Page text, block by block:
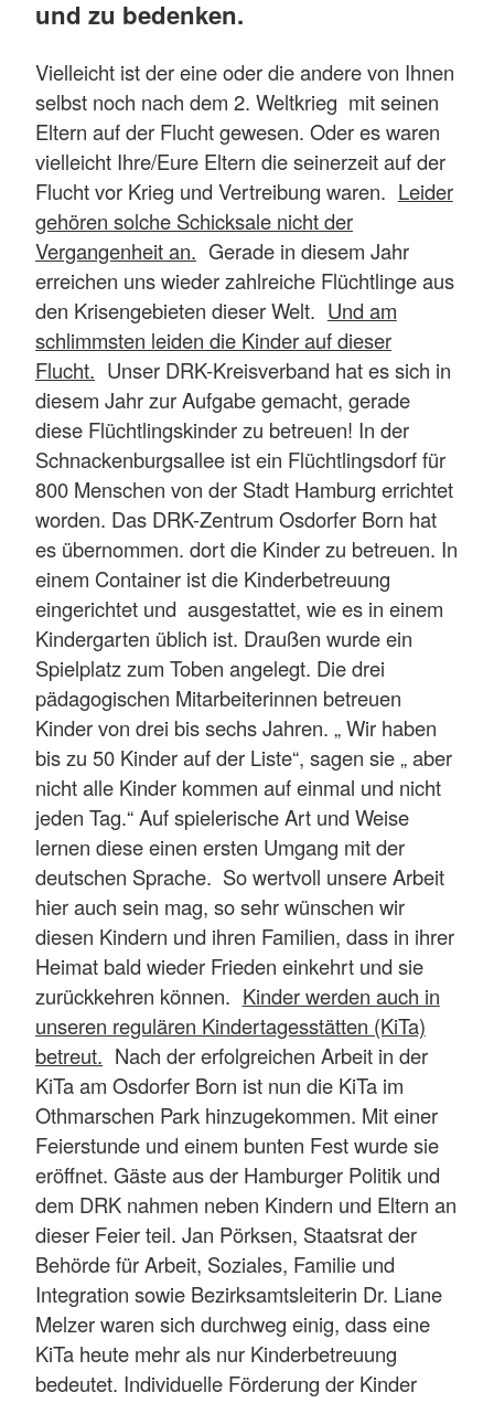
und zu bedenken.
Vielleicht ist der eine oder die andere von Ihnen
selbst noch nach dem 2. Weltkrieg mit seinen
Eltern auf der Flucht gewesen. Oder es waren
vielleicht Ihre/Eure Eltern die seinerzeit auf der
Flucht vor Krieg und Vertreibung waren. Leider
gehören solche Schicksale nicht der
Vergangenheit an. Gerade in diesem Jahr
erreichen uns wieder zahlreiche Flüchtlinge aus
den Krisengebieten dieser Welt. Und am
schlimmsten leiden die Kinder auf dieser
Flucht. Unser DRK-Kreisverband hat es sich in
diesem Jahr zur Aufgabe gemacht, gerade
diese Flüchtlingskinder zu betreuen! In der
Schnackenburgsallee ist ein Flüchtlingsdorf für
800 Menschen von der Stadt Hamburg errichtet
worden. Das DRK-Zentrum Osdorfer Born hat
es übernommen. dort die Kinder zu betreuen. In
einem Container ist die Kinderbetreuung
eingerichtet und ausgestattet, wie es in einem
Kindergarten üblich ist. Draußen wurde ein
Spielplatz zum Toben angelegt. Die drei
pädagogischen Mitarbeiterinnen betreuen
Kinder von drei bis sechs Jahren. „ Wir haben
bis zu 50 Kinder auf der Liste“, sagen sie „ aber
nicht alle Kinder kommen auf einmal und nicht
jeden Tag.“ Auf spielerische Art und Weise
lernen diese einen ersten Umgang mit der
deutschen Sprache. So wertvoll unsere Arbeit
hier auch sein mag, so sehr wünschen wir
diesen Kindern und ihren Familien, dass in ihrer
Heimat bald wieder Frieden einkehrt und sie
zurückkehren können. Kinder werden auch in
unseren regulären Kindertagesstätten (KiTa)
betreut. Nach der erfolgreichen Arbeit in der
KiTa am Osdorfer Born ist nun die KiTa im
Othmarschen Park hinzugekommen. Mit einer
Feierstunde und einem bunten Fest wurde sie
eröffnet. Gäste aus der Hamburger Politik und
dem DRK nahmen neben Kindern und Eltern an
dieser Feier teil. Jan Pörksen, Staatsrat der
Behörde für Arbeit, Soziales, Familie und
Integration sowie Bezirksamtsleiterin Dr. Liane
Melzer waren sich durchweg einig, dass eine
KiTa heute mehr als nur Kinderbetreuung
bedeutet. Individuelle Förderung der Kinder